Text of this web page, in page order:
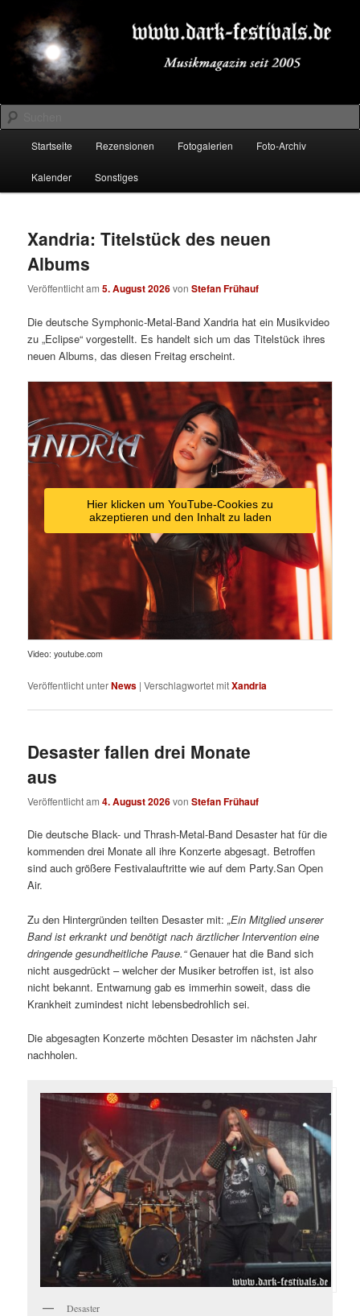
primären
Inhalt
springen
sekundären
Inhalt
springenDARK-FESTIVALS.DE
Suchen
Startseite Rezensionen Fotogalerien Foto-Archiv
Kalender Sonstiges
Xandria: Titelstück des neuen
Albums
Veröffentlicht am5. August 2026vonStefan Frühauf
Die deutsche Symphonic-Metal-Band Xandria hat ein Musikvideo
zu „Eclipse“ vorgestellt. Es handelt sich um das Titelstück ihres
neuen Albums, das diesen Freitag erscheint.
Hier klicken um YouTube-Cookies zu
akzeptieren und den Inhalt zu laden
Video: youtube.com
Veröffentlicht unterNews |Verschlagwortet mitXandria
Desaster fallen drei Monate
aus
Veröffentlicht am4. August 2026vonStefan Frühauf
Die deutsche Black- und Thrash-Metal-Band Desaster hat für die
kommenden drei Monate all ihre Konzerte abgesagt. Betroffen
sind auch größere Festivalauftritte wie auf dem Party.San Open
Air.
Zu den Hintergründen teilten Desaster mit:„Ein Mitglied unserer
Band ist erkrankt und benötigt nach ärztlicher Intervention eine
dringende gesundheitliche Pause.“Genauer hat die Band sich
nicht ausgedrückt – welcher der Musiker betroffen ist, ist also
nicht bekannt. Entwarnung gab es immerhin soweit, dass die
Krankheit zumindest nicht lebensbedrohlich sei.
Die abgesagten Konzerte möchten Desaster im nächsten Jahr
nachholen.
Desaster